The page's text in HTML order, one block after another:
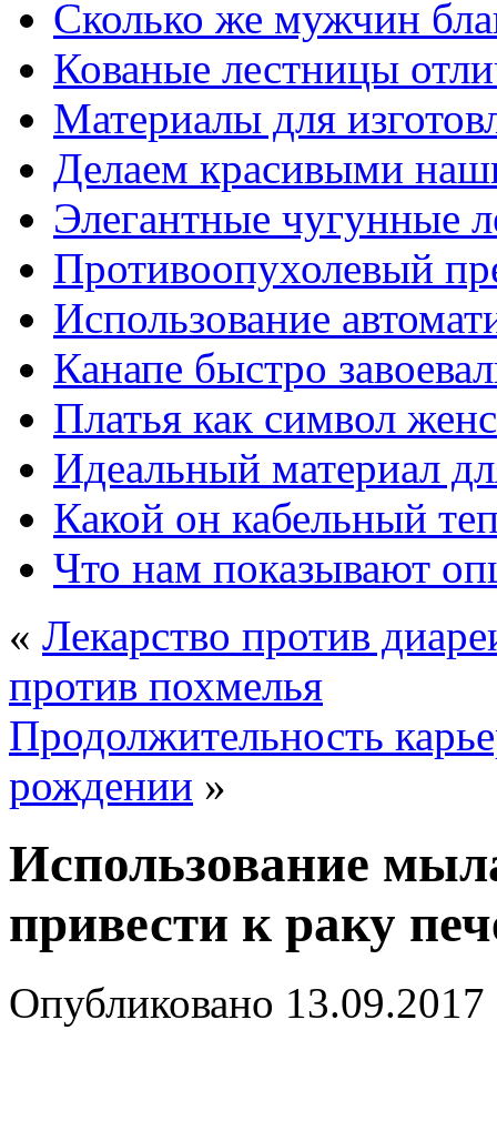
Сколько же мужчин
Кованые лестницы
Материалы для
Делаем красивыми
Элегантные чугунные
Противоопухолевый
Использование
Канапе быстро
Платья как символ
Идеальный материал
Какой он кабельный
Что нам показывают
« Лекарство против
против похмелья
Продолжительность
рождении »
Использование
привести к раку
Опубликовано 13.09.2017